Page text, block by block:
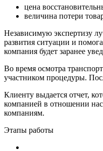
цена
величина потери
Независимую экспертизу
развития ситуации и
компания будет заранее
Во время осмотра
участником процедуры.
Клиенту выдается отчет,
компанией в отношении
компаниям.
Этапы работы